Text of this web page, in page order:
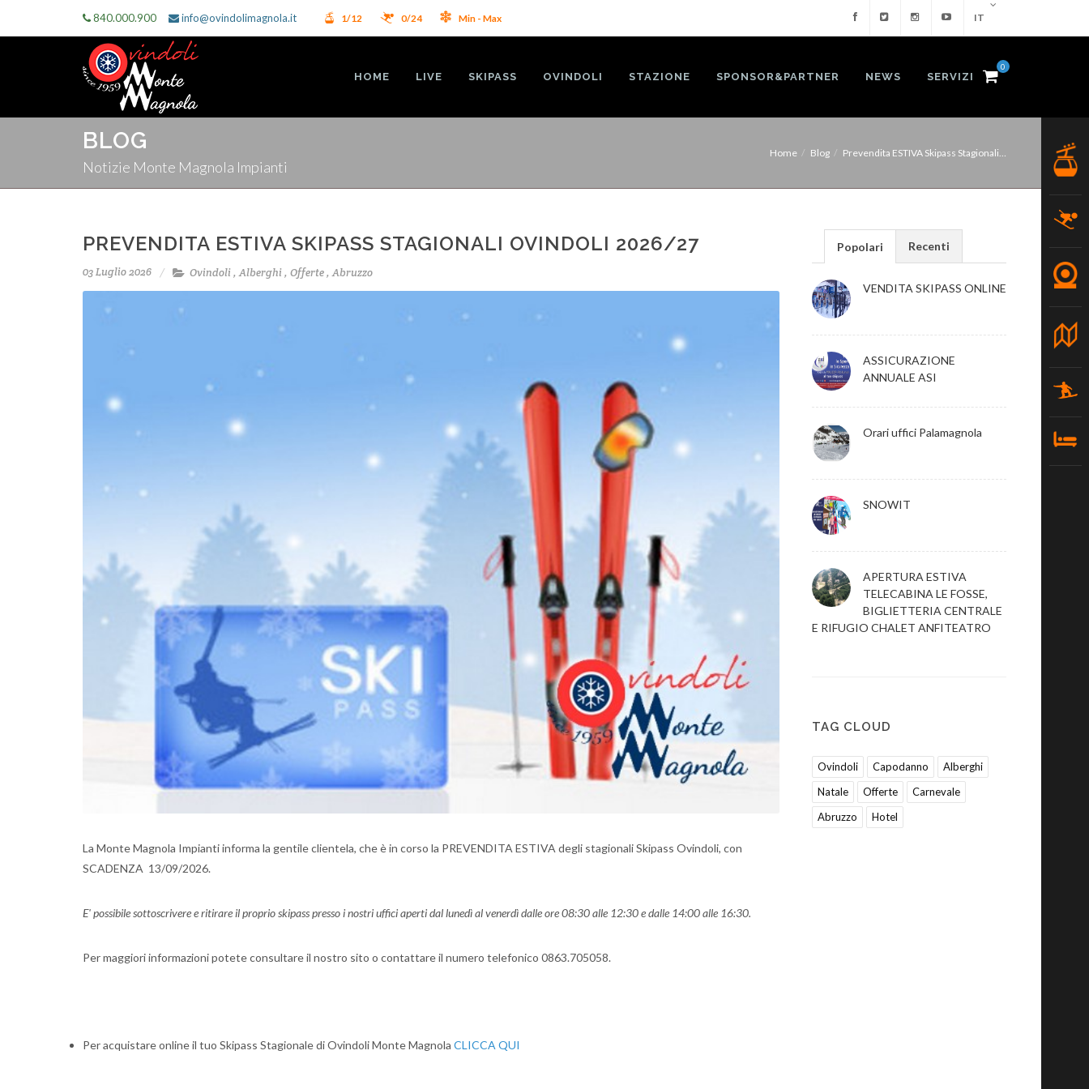
840.000.900 info@ovindolimagnola.it 1/12 0/24 Min - Max IT
HOME LIVE SKIPASS OVINDOLI STAZIONE SPONSOR&PARTNER NEWS SERVIZI
0
BLOG
Notizie Monte Magnola Impianti
Home Blog Prevendita ESTIVA Skipass Stagionali…
PREVENDITA ESTIVA SKIPASS STAGIONALI OVINDOLI 2026/27
03 Luglio 2026 Ovindoli ,Alberghi , Offerte,Abruzzo
La Monte Magnola Impianti informa la gentile clientela, che è in corso la PREVENDITA ESTIVA degli stagionali Skipass Ovindoli, con
SCADENZA 13/09/2026.
E' possibile sottoscrivere e ritirare il proprio skipass presso inostri uffici aperti dal lunedì al venerdì dalle ore 08:30 alle 12:30 e dalle 14:00 alle 16:30.
Per maggiori informazioni potete consultare il nostro sito o contattare il numero telefonico 0863.705058.
Per acquistare online il tuo Skipass Stagionale di Ovindoli Monte Magnola CLICCA QUI
Popolari Recenti
VENDITA SKIPASS ONLINE
ASSICURAZIONE
ANNUALE ASI
Orari uffici Palamagnola
SNOWIT
APERTURA ESTIVA
TELECABINA LE FOSSE,
BIGLIETTERIA CENTRALE
E RIFUGIO CHALET ANFITEATRO
TAG CLOUD
Ovindoli Capodanno
Alberghi
Natale
Offerte
Carnevale
Abruzzo
Hotel